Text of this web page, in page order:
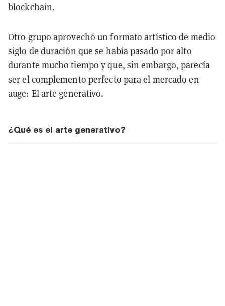
blockchain.
Otro grupo aprovechó un formato artístico de medio
siglo de duración que se había pasado por alto
durante mucho tiempo y que, sin embargo, parecía
ser el complemento perfecto para el mercado en
auge: El arte generativo.
¿Qué es el arte generativo?